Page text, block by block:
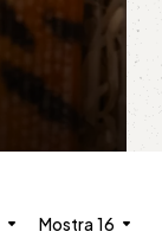
Mostra16